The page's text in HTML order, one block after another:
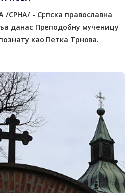
/СРНА/ - Српска православна
данас Преподобну мученицу
као Петка Tрнова.